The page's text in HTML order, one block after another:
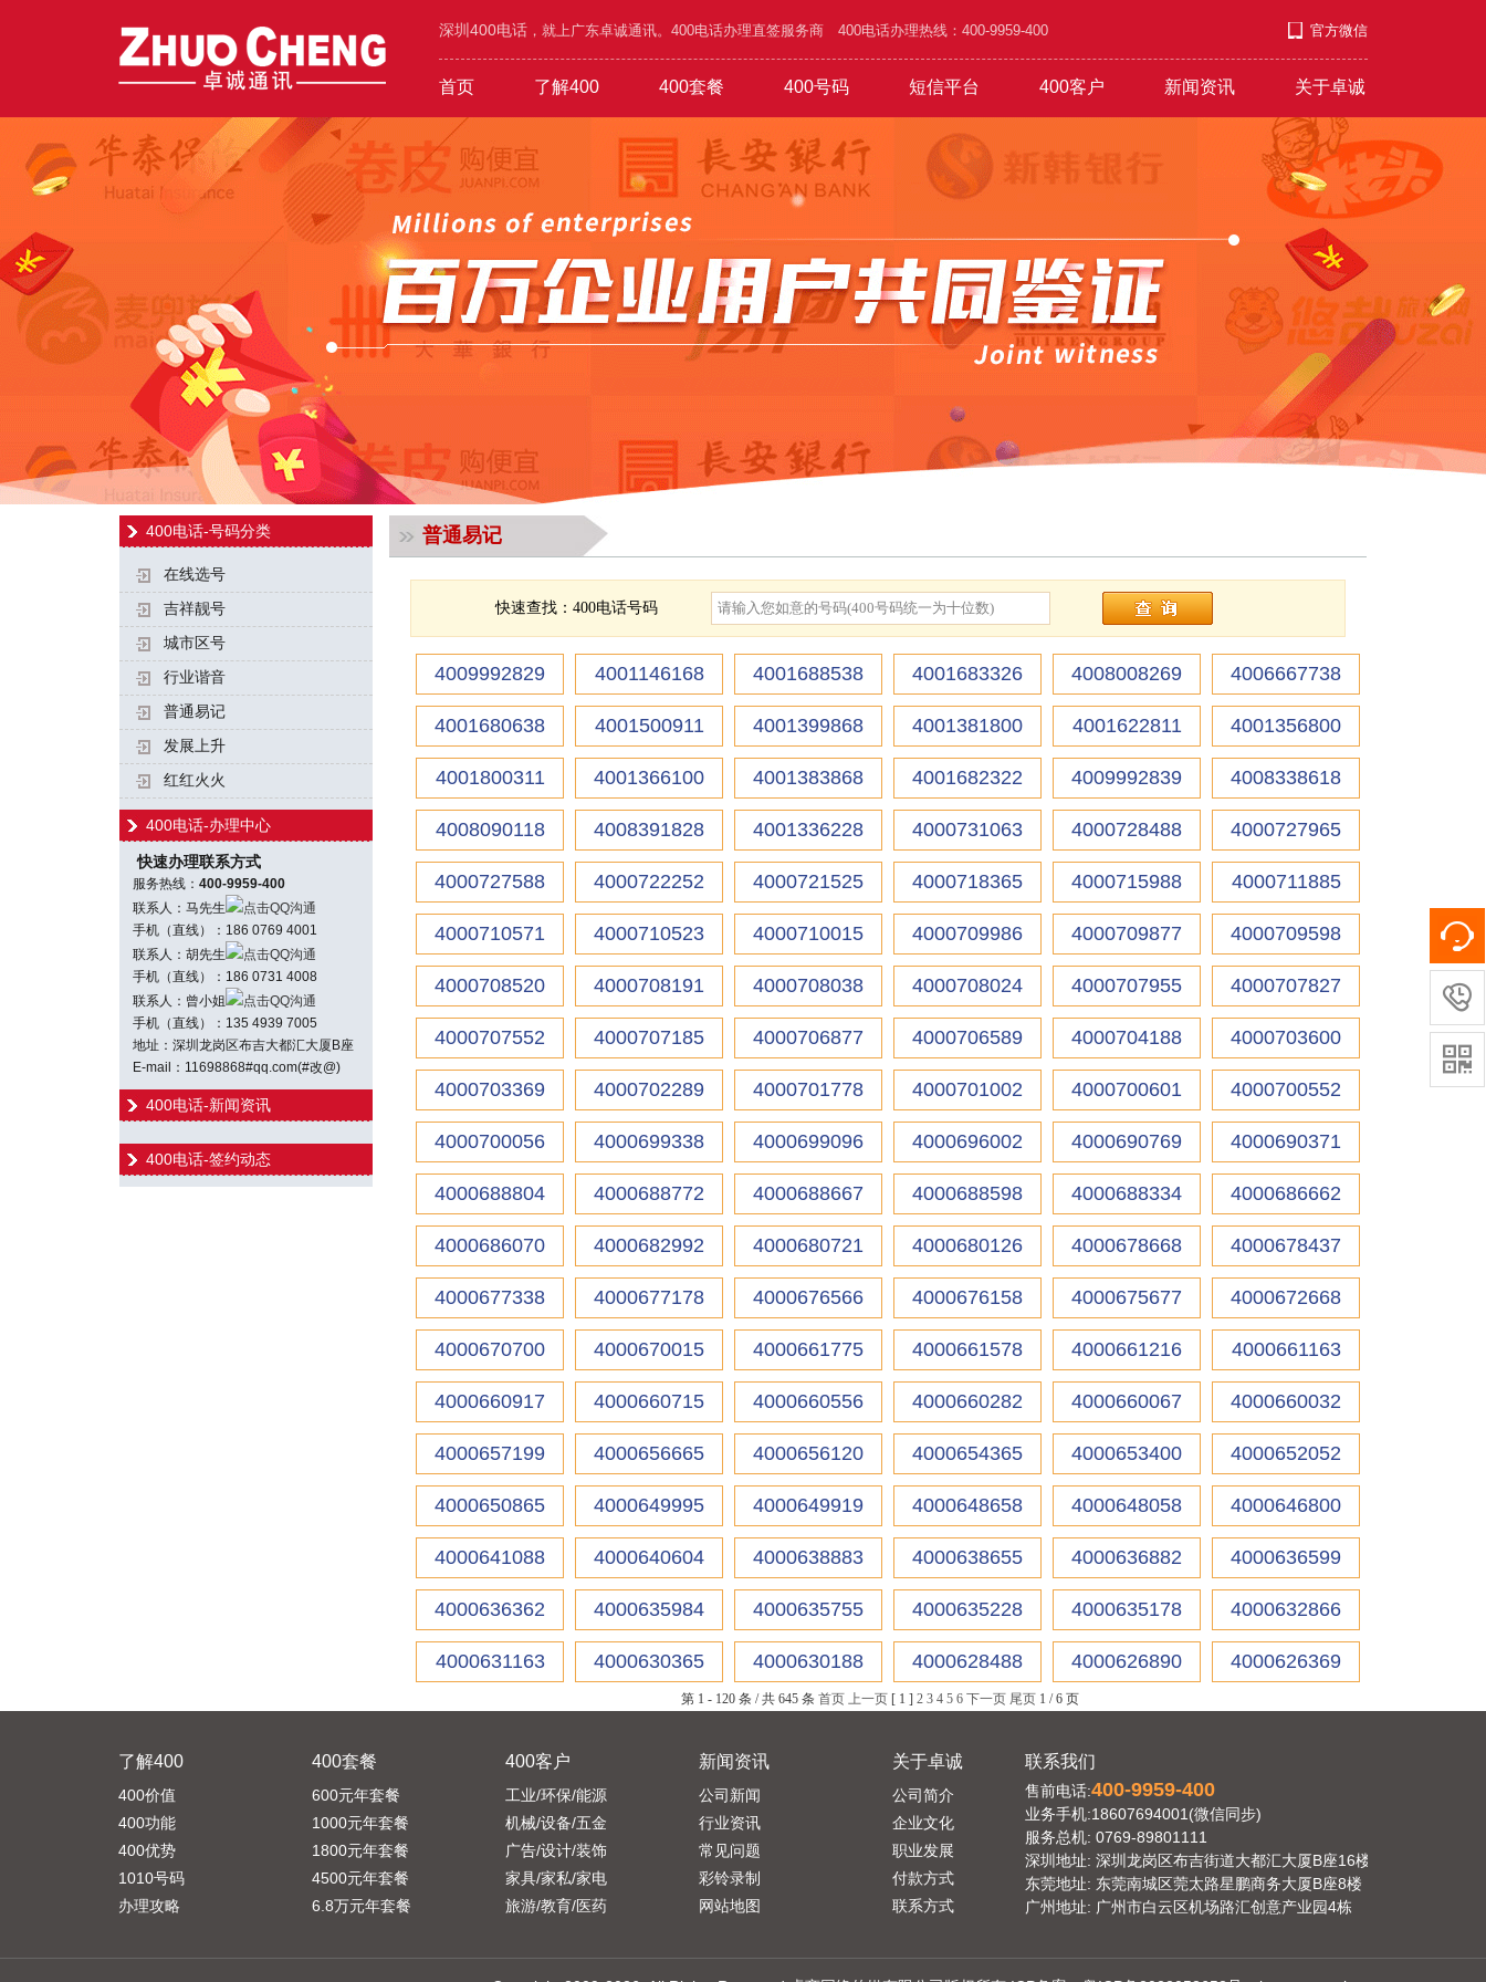
深圳400电话 ，就上广东卓诚通讯。400电话办理直签服务商 400电话办理热线：400-9959-400 官方微信
首页 了解400
400价值 400功能 办理攻略 1010号码
400套餐
600元年套餐 1800元年套餐 4500元年套餐 6.8万元年套餐
400号码
吉祥靓号 城市区号 行业谐音 普通易记
短信平台
验证短信 通知短信
400客户
工业/环保/能源 机械/设备/五金 广告/设计/装饰 网络/通讯/科技 家具/家私/家电 旅游/教育/医药 文艺/媒体/策划
新闻资讯
彩铃录制
关于卓诚
公司简介 联系方式
400电话-号码分类
在线选号
吉祥靓号
城市区号
行业谐音
普通易记
发展上升
红红火火
400电话-办理中心
快速办理联系方式
服务热线： 400-9959-400
联系人：马先生
点击QQ沟通
手机（直线）：186 0769 4001
联系人：胡先生
点击QQ沟通
手机（直线）：186 0731 4008
联系人：曾小姐
点击QQ沟通
手机（直线）：135 4939 7005
地址：深圳龙岗区布吉大都汇大厦B座
E-mail：11698868#qq.com(#改@)
400电话-新闻资讯
400电话-签约动态
普通易记
快速查找：400电话号码
4009992829 4001146168 4001688538 4001683326 4008008269 4006667738
4001680638 4001500911 4001399868 4001381800 4001622811 4001356800
4001800311 4001366100 4001383868 4001682322 4009992839 4008338618
4008090118 4008391828 4001336228 4000731063 4000728488 4000727965
4000727588 4000722252 4000721525 4000718365 4000715988 4000711885
4000710571 4000710523 4000710015 4000709986 4000709877 4000709598
4000708520 4000708191 4000708038 4000708024 4000707955 4000707827
4000707552 4000707185 4000706877 4000706589 4000704188 4000703600
4000703369 4000702289 4000701778 4000701002 4000700601 4000700552
4000700056 4000699338 4000699096 4000696002 4000690769 4000690371
4000688804 4000688772 4000688667 4000688598 4000688334 4000686662
4000686070 4000682992 4000680721 4000680126 4000678668 4000678437
4000677338 4000677178 4000676566 4000676158 4000675677 4000672668
4000670700 4000670015 4000661775 4000661578 4000661216 4000661163
4000660917 4000660715 4000660556 4000660282 4000660067 4000660032
4000657199 4000656665 4000656120 4000654365 4000653400 4000652052
4000650865 4000649995 4000649919 4000648658 4000648058 4000646800
4000641088 4000640604 4000638883 4000638655 4000636882 4000636599
4000636362 4000635984 4000635755 4000635228 4000635178 4000632866
4000631163 4000630365 4000630188 4000628488 4000626890 4000626369
第 1 - 120 条 / 共 645 条 首页 上一页[ 1 ] 2 3 4 5 6 下一页 尾页1 / 6 页
了解400
400价值
400功能
400优势
1010号码
办理攻略
400套餐
600元年套餐
1000元年套餐
1800元年套餐
4500元年套餐
6.8万元年套餐
400客户
工业/环保/能源
机械/设备/五金
广告/设计/装饰
家具/家私/家电
旅游/教育/医药
新闻资讯
公司新闻
行业资讯
常见问题
彩铃录制
网站地图
关于卓诚
公司简介
企业文化
职业发展
付款方式
联系方式
联系我们
售前电话:400-9959-400
业务手机:18607694001(微信同步)
服务总机: 0769-89801111
深圳地址: 深圳龙岗区布吉街道大都汇大厦B座16楼
东莞地址: 东莞南城区莞太路星鹏商务大厦B座8楼
广州地址: 广州市白云区机场路汇创意产业园4栋

